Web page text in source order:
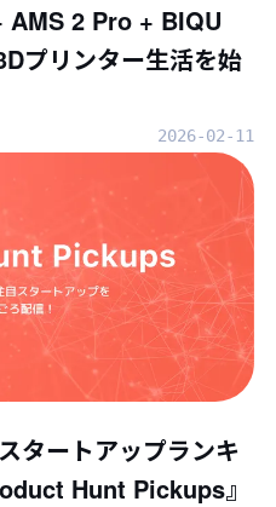
2 Pro + BIQU
プリンター生活を始
2026-02-11
タートアップランキ
Hunt Pickups』